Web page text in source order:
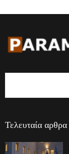
Τελευταία αρθρα